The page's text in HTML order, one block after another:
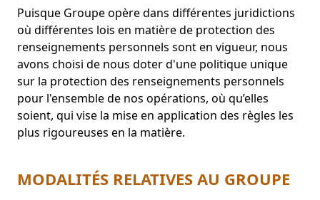
Puisque Groupe opère dans différentes juridictions
où différentes lois en matière de protection des
renseignements personnels sont en vigueur, nous
avons choisi de nous doter d'une politique unique
sur la protection des renseignements personnels
pour l'ensemble de nos opérations, où qu’elles
soient, qui vise la mise en application des règles les
plus rigoureuses en la matière.
MODALITÉS RELATIVES AU GROUPE